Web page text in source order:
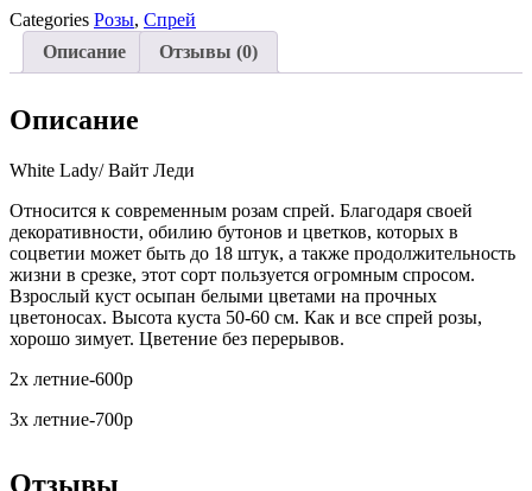
Categories Розы, Спрей
Описание
Отзывы (0)
Описание
White Lady/ Вайт Леди
Относится к современным розам спрей. Благодаря своей
декоративности, обилию бутонов и цветков, которых в
соцветии может быть до 18 штук, а также продолжительность
жизни в срезке, этот сорт пользуется огромным спросом.
Взрослый куст осыпан белыми цветами на прочных
цветоносах. Высота куста 50-60 см. Как и все спрей розы,
хорошо зимует. Цветение без перерывов.
2х летние-600р
3х летние-700р
Отзывы